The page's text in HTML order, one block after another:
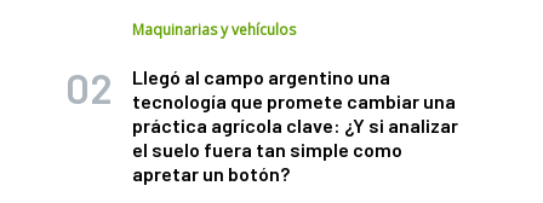
Maquinarias y vehículos
Llegó al campo argentino una
tecnología que promete cambiar una
práctica agrícola clave: ¿Y si analizar
el suelo fuera tan simple como
apretar un botón?